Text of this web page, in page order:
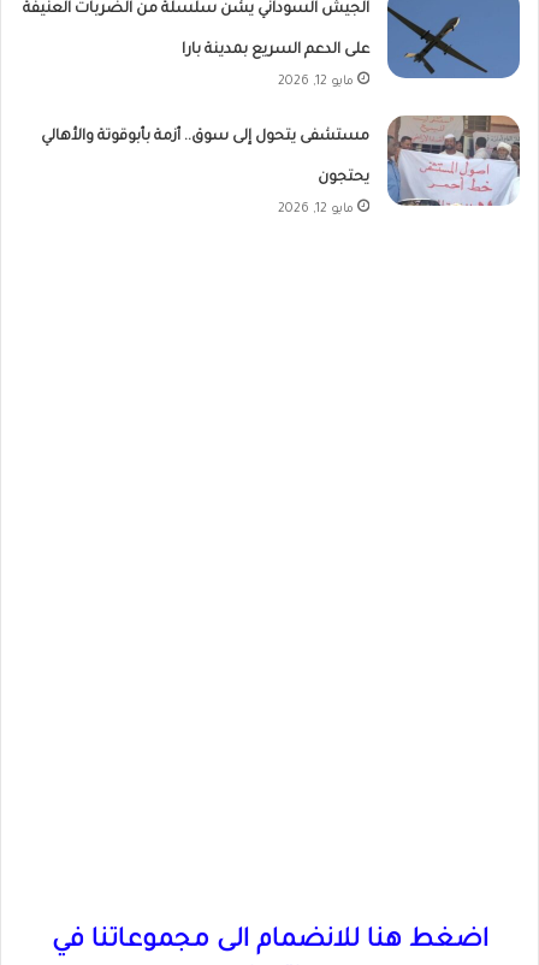
الجيش السوداني يشن سلسلة من الضربات العنيفة
على الدعم السريع بمدينة بارا
مايو 12, 2026
مستشفى يتحول إلى سوق.. أزمة بأبوقوتة والأهالي
يحتجون
مايو 12, 2026
اضغط هنا للانضمام الى مجموعاتنا في